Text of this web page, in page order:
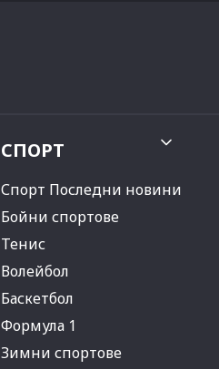
СПОРТ
Спорт Последни новини
Бойни спортове
Тенис
Волейбол
Баскетбол
Формула 1
Зимни спортове